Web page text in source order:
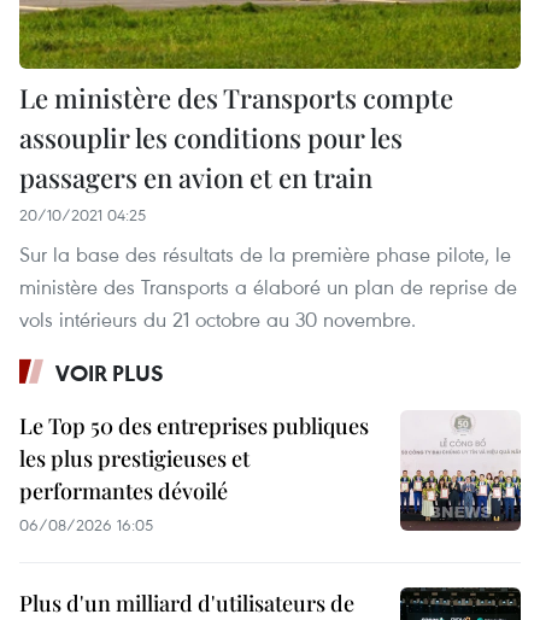
Le ministère des Transports compte
assouplir les conditions pour les
passagers en avion et en train
20/10/2021 04:25
Sur la base des résultats de la première phase pilote, le
ministère des Transports a élaboré un plan de reprise de
vols intérieurs du 21 octobre au 30 novembre.
VOIR PLUS
Le Top 50 des entreprises publiques
les plus prestigieuses et
performantes dévoilé
06/08/2026 16:05
Plus d'un milliard d'utilisateurs de